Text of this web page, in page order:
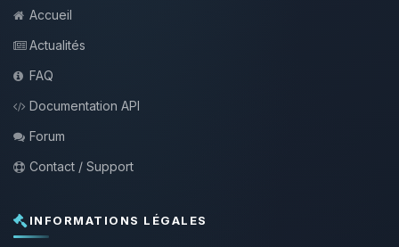
Accueil
Actualités
FAQ
Documentation API
Forum
Contact / Support
INFORMATIONS LÉGALES